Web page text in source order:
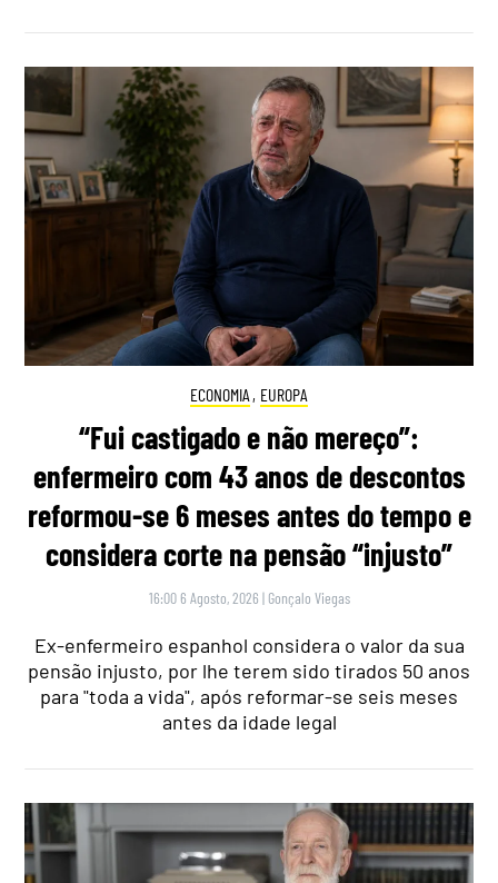
ECONOMIA , EUROPA
“Fui castigado e não mereço”:
enfermeiro com 43 anos de descontos
reformou-se 6 meses antes do tempo e
considera corte na pensão “injusto”
16:00 6 Agosto, 2026 | Gonçalo Viegas
Ex-enfermeiro espanhol considera o valor da sua
pensão injusto, por lhe terem sido tirados 50 anos
para "toda a vida", após reformar-se seis meses
antes da idade legal